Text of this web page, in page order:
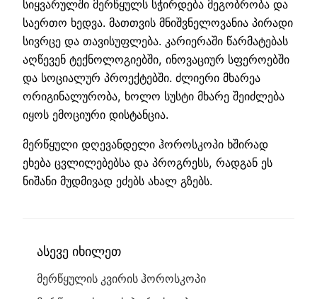
სიყვარულში მერწყულს სჭირდება მეგობრობა და
საერთო ხედვა. მათთვის მნიშვნელოვანია პირადი
სივრცე და თავისუფლება. კარიერაში წარმატებას
აღწევენ ტექნოლოგიებში, ინოვაციურ სფეროებში
და სოციალურ პროექტებში. ძლიერი მხარეა
ორიგინალურობა, ხოლო სუსტი მხარე შეიძლება
იყოს ემოციური დისტანცია.
მერწყული დღევანდელი ჰოროსკოპი ხშირად
ეხება ცვლილებებსა და პროგრესს, რადგან ეს
ნიშანი მუდმივად ეძებს ახალ გზებს.
ასევე იხილეთ
მერწყულის კვირის ჰოროსკოპი